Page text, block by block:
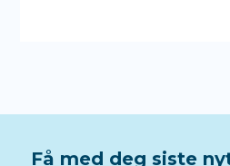
Få med deg siste